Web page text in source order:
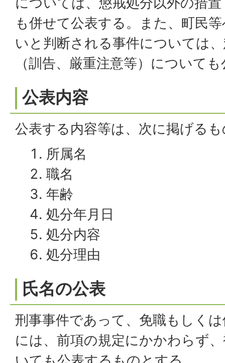
も併せて公表する。また、町民
いと判断される事件については
（訓告、厳重注意等）について
公表内容
公表する内容等は、次に掲げる
所属名
職名
年齢
処分年月日
処分内容
処分理由
氏名の公表
刑事事件であって、免職もしく
には、前項の規定にかかわらず